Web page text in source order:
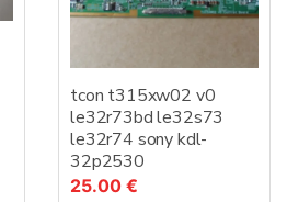
tcon t315xw02 v0
le32r73bd le32s73
le32r74 sony kdl-
32p2530
25.00 €